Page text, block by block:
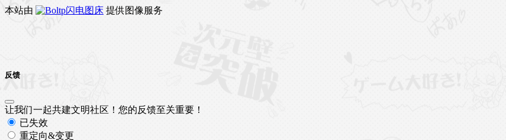
本站由 闪电图床 提供图像服务
反馈
让我们一起共建文明社区！您的反馈至关重要！
已失效
重定向&变更